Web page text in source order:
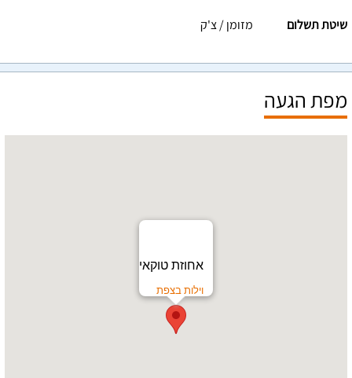
שיטת תשלום מזומן / צ'ק
מפת הגעה
אחוזת טוקאי
וילות בצפת